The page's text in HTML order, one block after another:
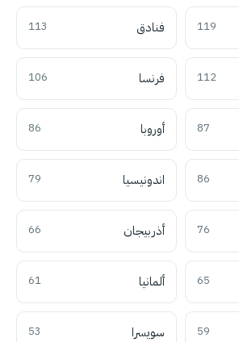
119 فنادق 113
112 فرنسا 106
87 أوروبا 86
86 اندونيسيا 79
76 أذربيجان 66
65 ألمانيا 61
59 سويسرا 53